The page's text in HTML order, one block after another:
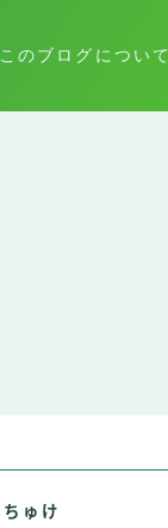
このブログについて
ちゅけ